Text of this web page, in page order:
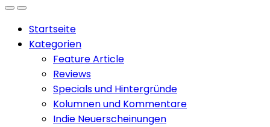
Startseite
Kategorien
Feature Article
Reviews
Specials und Hintergründe
Kolumnen und Kommentare
Indie Neuerscheinungen